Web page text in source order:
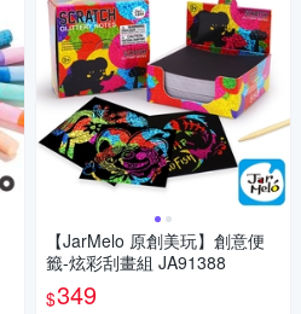
【JarMelo 原創美玩】創意便
籤-炫彩刮畫組 JA91388
$349